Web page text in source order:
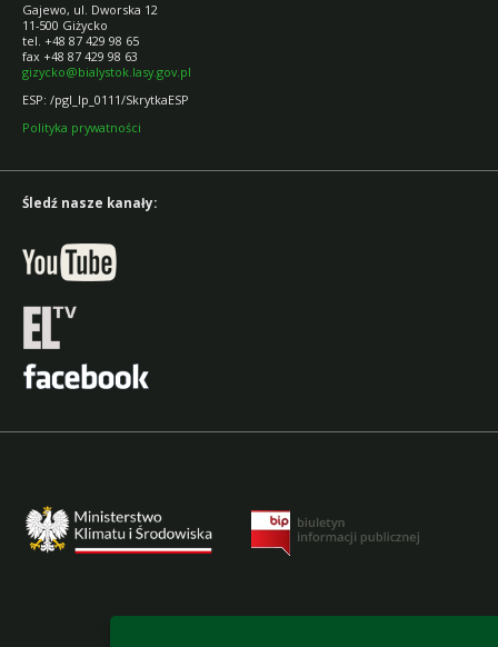
Gajewo, ul. Dworska 12
11-500 Giżycko
tel. +48 87 429 98 65
fax +48 87 429 98 63
gizycko@bialystok.lasy.gov.pl
ESP: /pgl_lp_0111/SkrytkaESP
Polityka prywatności
Śledź nasze kanały: